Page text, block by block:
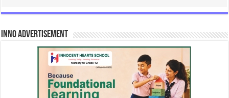
INNO Advertisement